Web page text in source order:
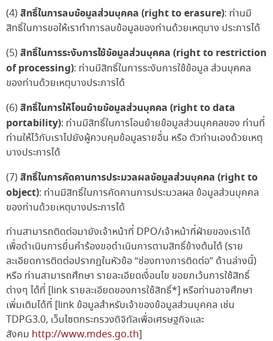
(4) สิทธิ์ในการลบข้อมูลส่วนบุคคล (right to erasure): ท่านมี
สิทธิ์ในการขอให้เราทำการลบข้อมูลของท่านด้วยเหตุบาง ประการได้
(5) สิทธิ์ในการระงับการใช้ข้อมูลส่วนบุคคล (right to restriction
of processing): ท่านมีสิทธิ์ในการระงับการใช้ข้อมูล ส่วนบุคคล
ของท่านด้วยเหตุบางประการได้
(6) สิทธิ์ในการให้โอนย้ายข้อมูลส่วนบุคคล (right to data
portability): ท่านมีสิทธิ์ในการโอนย้ายข้อมูลส่วนบุคคลของ ท่านที่
ท่านให้ไว้กับเราไปยังผู้ควบคุมข้อมูลรายอื่น หรือ ตัวท่านเองด้วยเหตุ
บางประการได้
(7) สิทธิ์ในการคัดคานการประมวลผลข้อมูลส่วนบุคคล (right to
object): ท่านมีสิทธิ์ในการคัดคานการประมวลผล ข้อมูลส่วนบุคคล
ของท่านด้วยเหตุบางประการได้
ท่านสามารถติดต่อมายังเจ้าหน้าที่ DPO/เจ้าหน้าที่ฝ่ายของเราได้
เพื่อดำเนินการยื่นคำร้องขอดำเนินการตามสิทธิ์ข้างต้นได้ (ราย
ละเอียดการติดต่อปรากฏในหัวข้อ “ช่องทางการติดต่อ” ด้านล่างนี้)
หรือ ท่านสามารถศึกษา รายละเอียดเงื่อนไข ขอยกเว้นการใช้สิทธิ์
ต่างๆ ได้ที่ [link รายละเอียดของการใช้สิทธิ์*] หรือท่านอาจศึกษา
เพิ่มเติมได้ที่ [link ข้อมูลสำหรับเจ้าของข้อมูลส่วนบุคคล เช่น
TDPG3.0, เว็บไซตกระทรวงดิจิทัลเพื่อเศรษฐกิจและ
สังคม http://www.mdes.go.th]